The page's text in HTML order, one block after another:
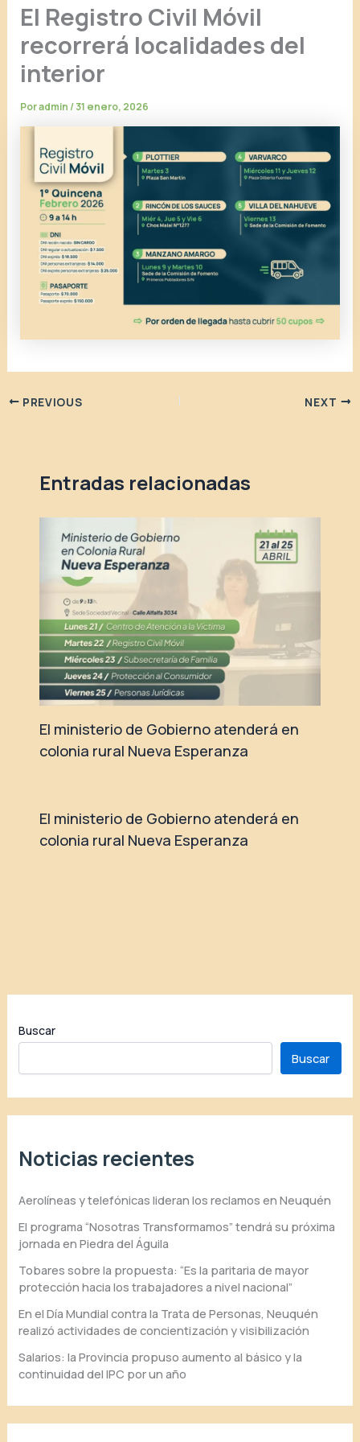
El Registro Civil Móvil
recorrerá localidades del
interior
Poradmin/31 enero, 2026
PREVIOUS NEXT
Entradas relacionadas
El ministerio de Gobierno atenderá en
colonia rural Nueva Esperanza
El ministerio de Gobierno atenderá en
colonia rural Nueva Esperanza
Buscar
Buscar
Noticias recientes
Aerolíneas y telefónicas lideran los reclamos en Neuquén
El programa “Nosotras Transformamos” tendrá su próxima
jornada en Piedra del Águila
Tobares sobre la propuesta: “Es la paritaria de mayor
protección hacia los trabajadores a nivel nacional”
En el Día Mundial contra la Trata de Personas, Neuquén
realizó actividades de concientización y visibilización
Salarios: la Provincia propuso aumento al básico y la
continuidad del IPC por un año